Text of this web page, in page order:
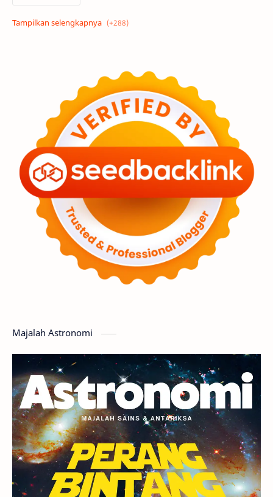
Alam semesta Galaksi
Tata Surya Hype
Asteroid Observasi
Premium Komet Bulan
Penelitian Serba-serbi Satelit
Luar Angkasa Video Aurora
Supernova Nebula Sponsored
Featured Mars
GMT 2016
Planet Kerdil Bumi Pengetahuan
Berita Hujan Meteor Satelit Alami
Rasi Bintang Teleskop Saturnus
GBT 2018 UFO Advertorial
Astrofotografi
Majalah Astronomi